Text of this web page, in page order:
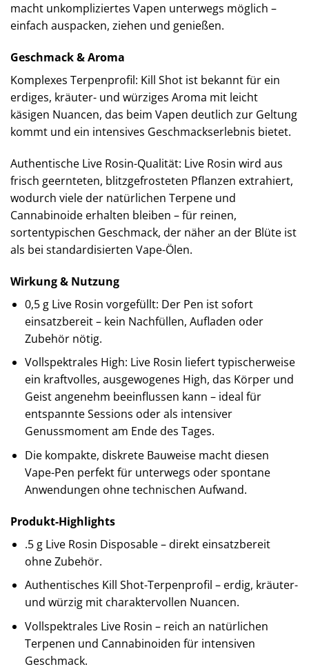
macht unkompliziertes Vapen unterwegs möglich –
einfach auspacken, ziehen und genießen.
Geschmack & Aroma
Komplexes Terpenprofil: Kill Shot ist bekannt für ein
erdiges, kräuter- und würziges Aroma mit leicht
käsigen Nuancen, das beim Vapen deutlich zur Geltung
kommt und ein intensives Geschmackserlebnis bietet.
Authentische Live Rosin-Qualität: Live Rosin wird aus
frisch geernteten, blitzgefrosteten Pflanzen extrahiert,
wodurch viele der natürlichen Terpene und
Cannabinoide erhalten bleiben – für reinen,
sortentypischen Geschmack, der näher an der Blüte ist
als bei standardisierten Vape-Ölen.
Wirkung & Nutzung
0,5 g Live Rosin vorgefüllt: Der Pen ist sofort
einsatzbereit – kein Nachfüllen, Aufladen oder
Zubehör nötig.
Vollspektrales High: Live Rosin liefert typischerweise
ein kraftvolles, ausgewogenes High, das Körper und
Geist angenehm beeinflussen kann – ideal für
entspannte Sessions oder als intensiver
Genussmoment am Ende des Tages.
Die kompakte, diskrete Bauweise macht diesen
Vape-Pen perfekt für unterwegs oder spontane
Anwendungen ohne technischen Aufwand.
Produkt-Highlights
.5 g Live Rosin Disposable – direkt einsatzbereit
ohne Zubehör.
Authentisches Kill Shot-Terpenprofil – erdig, kräuter-
und würzig mit charaktervollen Nuancen.
Vollspektrales Live Rosin – reich an natürlichen
Terpenen und Cannabinoiden für intensiven
Geschmack.